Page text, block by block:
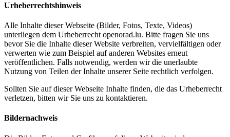
Urheberrechtshinweis
Alle Inhalte dieser Webseite (Bilder, Fotos, Texte, Videos)
unterliegen dem Urheberrecht openorad.lu. Bitte fragen Sie uns
bevor Sie die Inhalte dieser Website verbreiten, vervielfältigen oder
verwerten wie zum Beispiel auf anderen Websites erneut
veröffentlichen. Falls notwendig, werden wir die unerlaubte
Nutzung von Teilen der Inhalte unserer Seite rechtlich verfolgen.
Sollten Sie auf dieser Webseite Inhalte finden, die das Urheberrecht
verletzen, bitten wir Sie uns zu kontaktieren.
Bildernachweis